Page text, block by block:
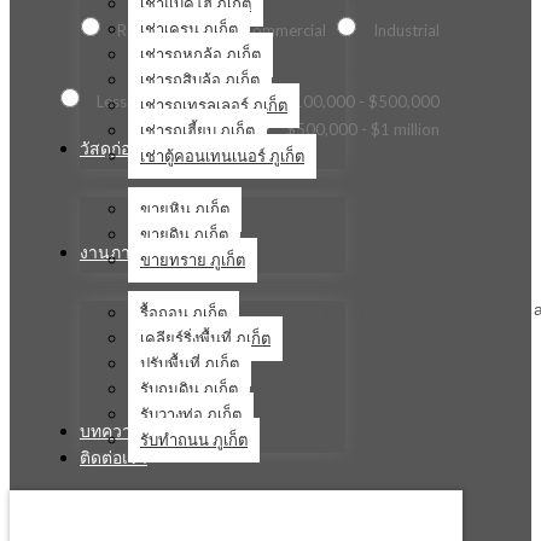
Residential
Commercial Industrial
What is the estimated budget for the project?
Less than $100,000
$100,000 - $500,000
$500,000 - $1 million
Briefly describe your construction company
เช่าเครน ภูเก็ต
เช่ารถหกล้อ ภูเก็ต
เช่ารถสิบล้อ ภูเก็ต
เช่ารถเทรลเลอร์ ภูเก็ต
เช่ารถเฮี้ยบ ภูเก็ต
เช่าตู้คอนเทนเนอร์ ภูเก็ต
วัสดุก่อสร้าง
ขายหิน ภูเก็ต
ขายดิน ภูเก็ต
ขายทราย ภูเก็ต
งานภาคสนาม
รื้อถอน ภูเก็ต
เคลียร์ริ่งพื้นที่ ภูเก็ต
ปรับพื้นที่ ภูเก็ต
รับถมดิน ภูเก็ต
รับวางท่อ ภูเก็ต
รับทำถนน ภูเก็ต
บทความ
ติดต่อเรา